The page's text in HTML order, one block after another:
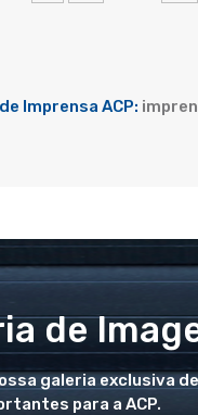
Imprensa ACP:
de
galeria exclusiva
para a ACP.